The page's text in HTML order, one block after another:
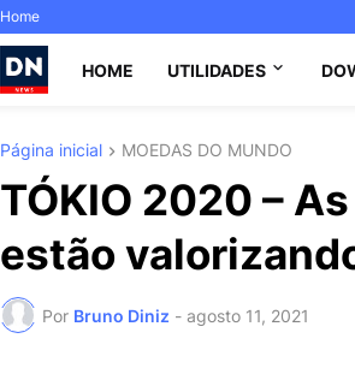
Home
HOME UTILIDADES
Página inicial MOEDAS DO MUNDO
TÓKIO 2020 –
estão
Por Bruno Diniz - agosto 11, 2021